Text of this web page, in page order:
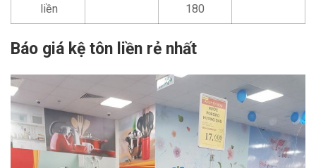
liền
180
Báo giá kệ tôn liền rẻ nhất